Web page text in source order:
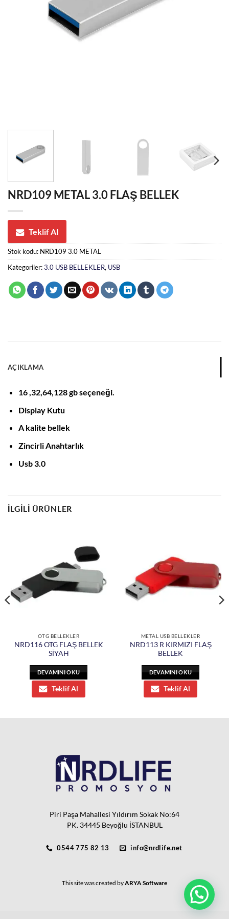
NRD109 METAL 3.0 FLAŞ BELLEK
Teklif Al
Stok kodu: NRD109 3.0 METAL
Kategoriler:3.0 USB BELLEKLER, USB
AÇIKLAMA
16 ,32,64,128 gb seçeneği.
Display Kutu
A kalite bellek
Zincirli Anahtarlık
Usb 3.0
İLGILI ÜRÜNLER
OTG BELLEKLER
NRD116 OTG FLAŞ BELLEK
SİYAH
DEVAMINI OKU
Teklif Al
METAL USB BELLEKLER
NRD113 R KIRMIZI FLAŞ
BELLEK
DEVAMINI OKU
Teklif Al
Piri Paşa Mahallesi Yıldırım Sokak No:64
PK. 34445 Beyoğlu İSTANBUL
0544 775 82 13 info@nrdlife.net
This site was created byARYA Software